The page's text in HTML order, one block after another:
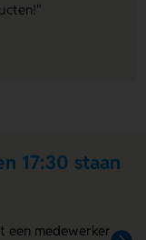
17:30 staan
een medewerker